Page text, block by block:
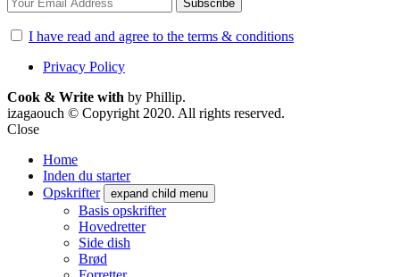
I have read and agree to the terms & conditions
Privacy Policy
Cook & Write with by Phillip.
izagaouch © Copyright 2020. All rights reserved.
Close
Home
Inden du starter
Opskrifter
expand child menu
Basis opskrifter
Hovedretter
Side dish
Brød